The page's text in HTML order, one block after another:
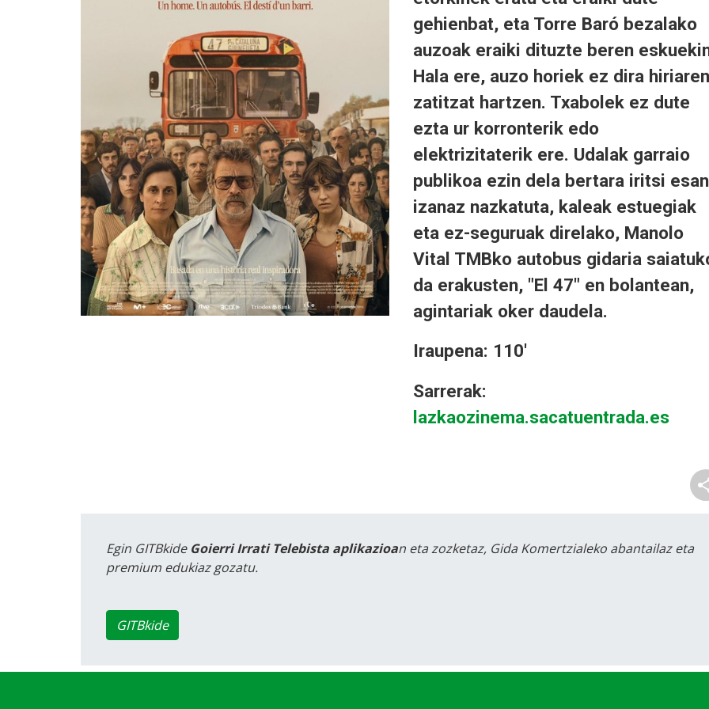
gehienbat, eta Torre Baró bezalako
auzoak eraiki dituzte beren
Hala ere, auzo horiek ez dira hiriaren
zatitzat hartzen. Txabolek ez dute
ezta ur korronterik edo
elektrizitaterik ere. Udalak garraio
publikoa ezin dela bertara iritsi esan
izanaz nazkatuta, kaleak estuegiak
eta ez-seguruak direlako, Manolo
Vital TMBko autobus gidaria
da erakusten, "El 47" en bolantean,
agintariak oker daudela.
Iraupena: 110'
Sarrerak:
lazkaozinema.sacatuentrada.es
Egin GITBkide Goierri Irrati Telebista aplikazioan eta zozketaz, Gida Komertzialeko abantailaz eta
premium edukiaz gozatu.
GITBkide